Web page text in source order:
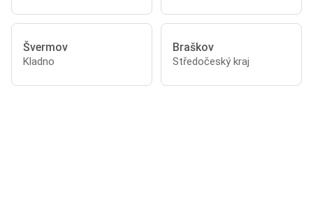
Švermov
Kladno
Braškov
Středočeský kraj